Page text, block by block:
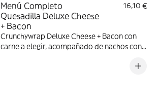
Menú Completo
Quesadilla Deluxe Cheese
+ Bacon
16,10 €
Crunchywrap Deluxe Cheese + Bacon con
carne a elegir, acompañado de nachos con